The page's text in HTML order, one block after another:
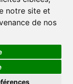
notre site et
de nos